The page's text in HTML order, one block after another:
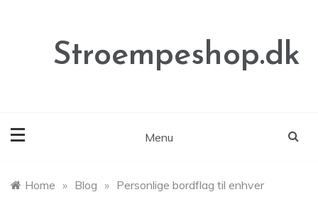
Stroempeshop.dk
Menu
Home » Blog » Personlige bordflag til enhver